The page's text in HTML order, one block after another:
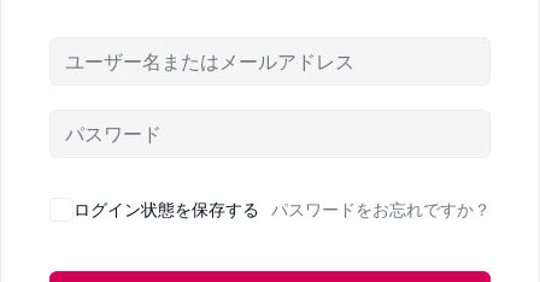
ログイン状態を保存する パスワードをお忘れですか？